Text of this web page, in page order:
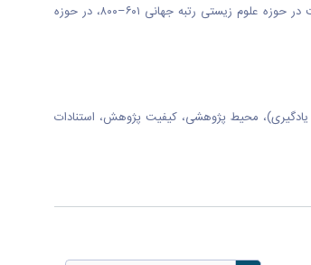
به گزارش روابط عمومی دانشگاه اراک بر اساس رتبه‌بندی موضوعی تایمز که هر ساله دانشگاه‌های برتر جهان را در ۱۱ حوزه موضوعی کلی معرفی می‌کند، دانشگاه اراک توانسته است در حوزه علوم زیستی رتبه جهانی ۶۰۱–۸۰۰، در حوزه
یادگیری)، محیط پژوهشی، کیفیت پژوهش، استنادات